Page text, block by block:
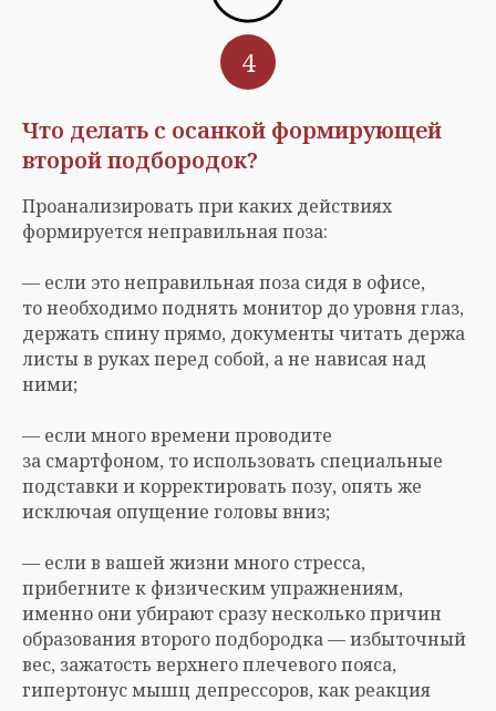
4
Что делать с осанкой формирующей
второй подбородок?
Проанализировать при каких действиях
формируется неправильная поза:
— если это неправильная поза сидя в офисе,
то необходимо поднять монитор до уровня глаз,
держать спину прямо, документы читать держа
листы в руках перед собой, а не нависая над
ними;
— если много времени проводите
за смартфоном, то использовать специальные
подставки и корректировать позу, опять же
исключая опущение головы вниз;
— если в вашей жизни много стресса,
прибегните к физическим упражнениям,
именно они убирают сразу несколько причин
образования второго подбородка — избыточный
вес, зажатость верхнего плечевого пояса,
гипертонус мышц депрессоров, как реакция